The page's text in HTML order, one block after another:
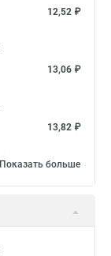
12,52 ₽
13,06 ₽
13,82 ₽
Показать больше